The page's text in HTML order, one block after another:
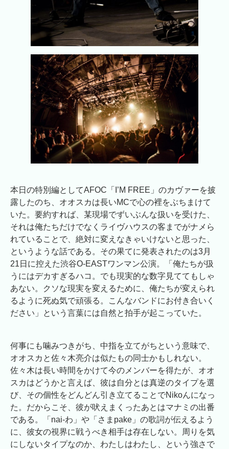
本日の特別編としてAFOC「I’M FREE」のカヴァーを披
露したのち、オオスカは長いMCで心の裡をぶちまけて
いた。要約すれば、某現場でずいぶんな扱いを受けた、
それは俺たちだけでなくライヴハウスの客までがナメら
れていることで、絶対に変えなきゃいけないと思った、
というような話である。その果てに発表されたのは3月
21日に控えた渋谷O-EASTワンマン公演。「俺たちが扱
うにはデカすぎるハコ。でも現実的な数字見ててもしゃ
あない。クソな現実を変えるために、俺たちが変えられ
るように死ぬ気で頑張る。こんなバンドにお付き合いく
ださい」という言葉には自然と拍手が起こっていた。
何事にも噛みつきがち、中指を立てがちという意味で、
オオスカと佐々木亮介は似たもの同士かもしれない。
佐々木は長い時間をかけて今のメンバーを得たが、オオ
スカはどうかと言えば、彼は自分とは真逆のタイプを選
び、その個性をどんどん引き立てることでNikoんになっ
た。だからこそ、彼が吠えまくったあとはマナミの出番
である。「nai-わ」や「さまpake」の歌詞が伝えるよう
に、彼女の視界に戦うべき相手は存在しない。周りを気
にしないタイプなのか、わたしはわたし、という強さで